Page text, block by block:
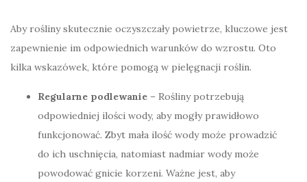
Aby rośliny skutecznie oczyszczały powietrze, kluczowe jest
zapewnienie im odpowiednich warunków do wzrostu. Oto
kilka wskazówek, które pomogą w pielęgnacji roślin.
Regularne podlewanie – Rośliny potrzebują
odpowiedniej ilości wody, aby mogły prawidłowo
funkcjonować. Zbyt mała ilość wody może prowadzić
do ich uschnięcia, natomiast nadmiar wody może
powodować gnicie korzeni. Ważne jest, aby